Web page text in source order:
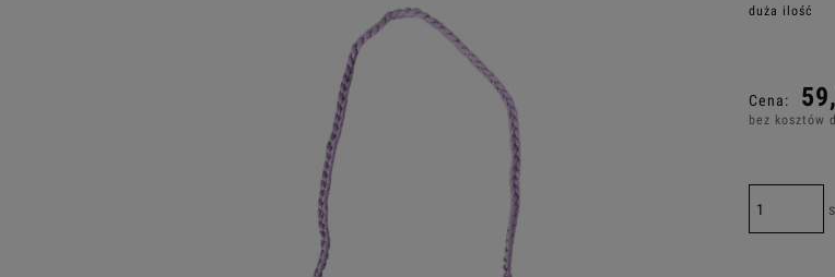
duża ilość
Cena:
bez kosztów